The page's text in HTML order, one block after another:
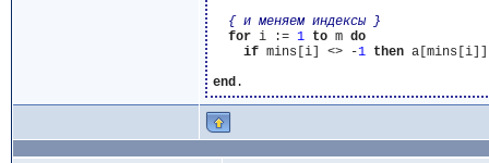
{ и меняем индексы }
for i := 1 to m do
if mins[i] <> -1 then
end